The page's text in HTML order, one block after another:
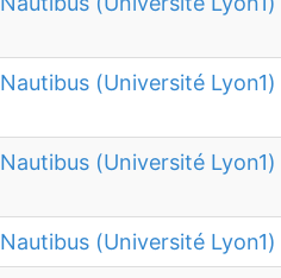
Nautibus (Université Lyon1)
Nautibus (Université Lyon1)
Nautibus (Université Lyon1)